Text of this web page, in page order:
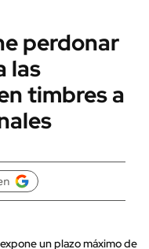
perdonar
las
timbres a
un plazo máximo de